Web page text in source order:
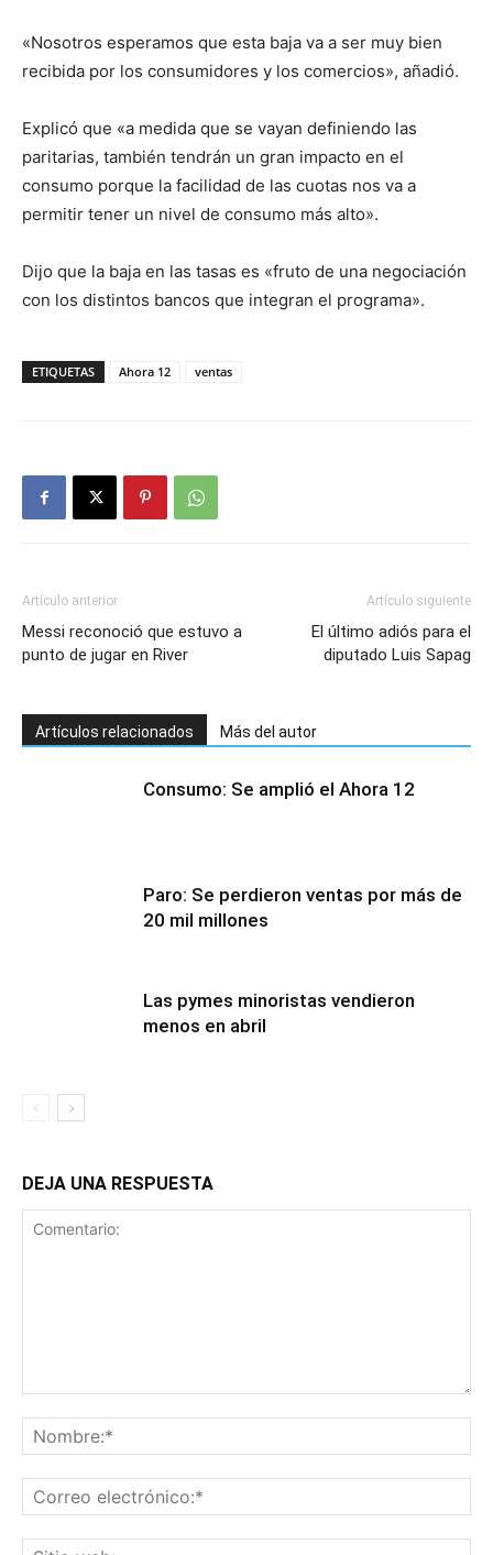
«Nosotros esperamos que esta baja va a ser muy bien
recibida por los consumidores y los comercios», añadió.
Explicó que «a medida que se vayan definiendo las
paritarias, también tendrán un gran impacto en el
consumo porque la facilidad de las cuotas nos va a
permitir tener un nivel de consumo más alto».
Dijo que la baja en las tasas es «fruto de una negociación
con los distintos bancos que integran el programa».
ETIQUETAS Ahora 12 ventas
Artículo anterior
Messi reconoció que estuvo a
punto de jugar en River
Artículo siguiente
El último adiós para el
diputado Luis Sapag
Artículos relacionados Más del autor
Consumo: Se amplió el Ahora 12
Paro: Se perdieron ventas por más de
20 mil millones
Las pymes minoristas vendieron
menos en abril
DEJA UNA RESPUESTA